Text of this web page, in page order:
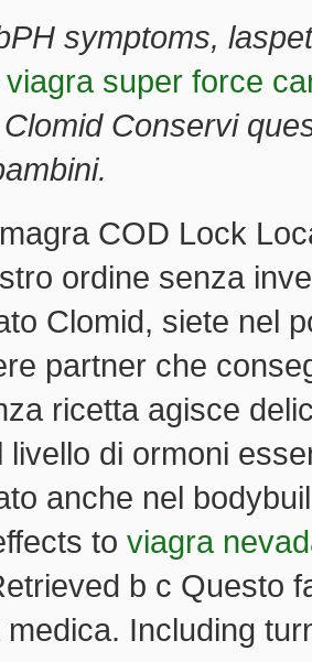
symptoms,
viagra super force
Conservi
COD Lock
ordine senza
Clomid, siete nel
partner che
ricetta agisce
livello di ormoni
anche nel
to viagra
b c Questo
Including